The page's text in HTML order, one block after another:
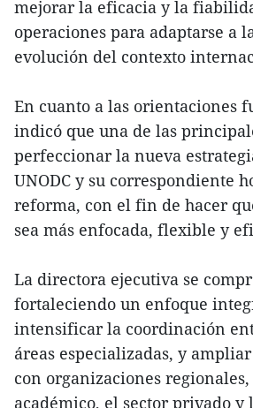
mejorar la eficacia y la
operaciones para adaptarse a
evolución del contexto
En cuanto a las orientaciones
indicó que una de las
perfeccionar la nueva
UNODC y su correspondiente
reforma, con el fin de hacer
sea más enfocada, flexible y
La directora ejecutiva se
fortaleciendo un enfoque
intensificar la coordinación
áreas especializadas, y
con organizaciones
académico, el sector privado y